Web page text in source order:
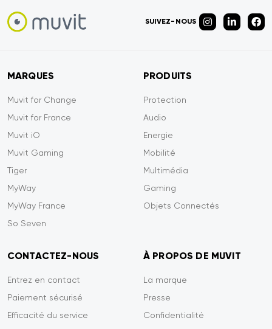
SUIVEZ-NOUS
MARQUES
Muvit for Change
Muvit for France
Muvit iO
Muvit Gaming
Tiger
MyWay
MyWay France
So Seven
PRODUITS
Protection
Audio
Energie
Mobilité
Multimédia
Gaming
Objets Connectés
CONTACTEZ-NOUS
Entrez en contact
Paiement sécurisé
Efficacité du service
À PROPOS DE MUVIT
La marque
Presse
Confidentialité